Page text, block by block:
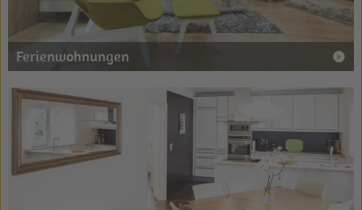
Ferienwohnungen